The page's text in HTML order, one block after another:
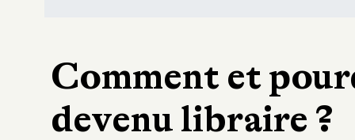
Comment et
devenu libraire ?